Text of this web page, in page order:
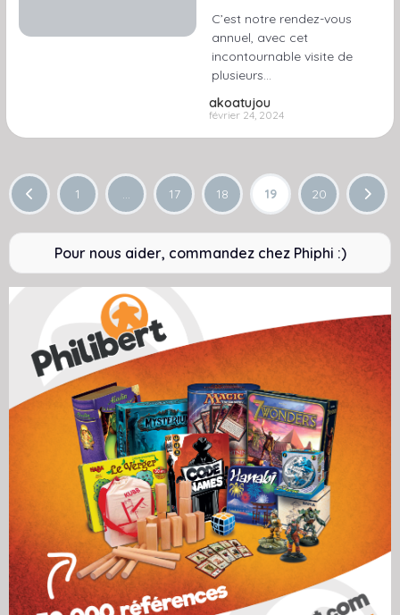
C’est notre rendez-vous
annuel, avec cet
incontournable visite de
plusieurs…
akoatujou
février 24, 2024
1 … 17 18 19 20
Pour nous aider, commandez chez Phiphi :)